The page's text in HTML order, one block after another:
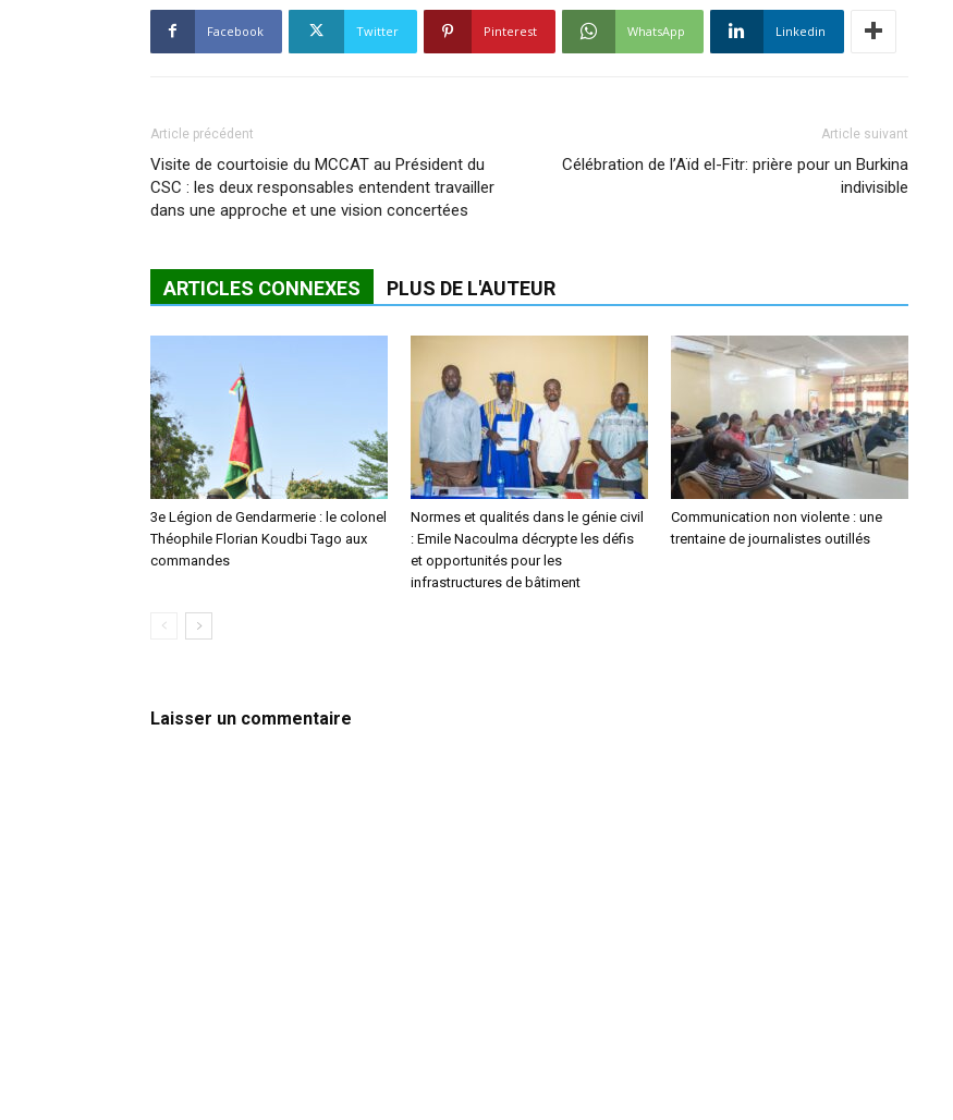
Facebook Twitter Pinterest WhatsApp Linkedin
Article précédent
Visite de courtoisie du MCCAT au Président du
CSC : les deux responsables entendent travailler
dans une approche et une vision concertées
Article suivant
Célébration de l’Aïd el-Fitr: prière pour un Burkina
indivisible
ARTICLES CONNEXES PLUS DE L'AUTEUR
3e Légion de Gendarmerie : le colonel
Théophile Florian Koudbi Tago aux
commandes
Normes et qualités dans le génie civil
: Emile Nacoulma décrypte les défis
et opportunités pour les
infrastructures de bâtiment
Communication non violente : une
trentaine de journalistes outillés
Laisser un commentaire